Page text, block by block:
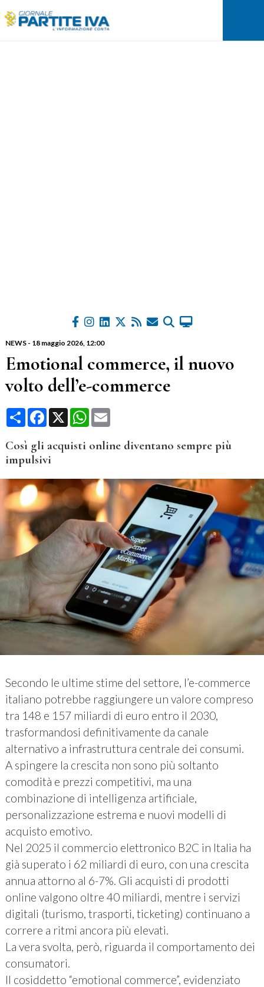
NEWS- 18 maggio 2026, 12:00
Emotional commerce, il nuovo
volto dell’e-commerce
CondividiFacebook
X WhatsApp
Email
Così gli acquisti online diventano sempre più
impulsivi
Secondo le ultime stime del settore, l’e-commerce
italiano potrebbe raggiungere un valore compreso
tra 148 e 157 miliardi di euro entro il 2030,
trasformandosi definitivamente da canale
alternativo a infrastruttura centrale dei consumi.
A spingere la crescita non sono più soltanto
comodità e prezzi competitivi, ma una
combinazione di intelligenza artificiale,
personalizzazione estrema e nuovi modelli di
acquisto emotivo.
Nel 2025 il commercio elettronico B2C in Italia ha
già superato i 62 miliardi di euro, con una crescita
annua attorno al 6-7%. Gli acquisti di prodotti
online valgono oltre 40 miliardi, mentre i servizi
digitali (turismo, trasporti, ticketing) continuano a
correre a ritmi ancora più elevati.
La vera svolta, però, riguarda il comportamento dei
consumatori.
Il cosiddetto “emotional commerce”, evidenziato